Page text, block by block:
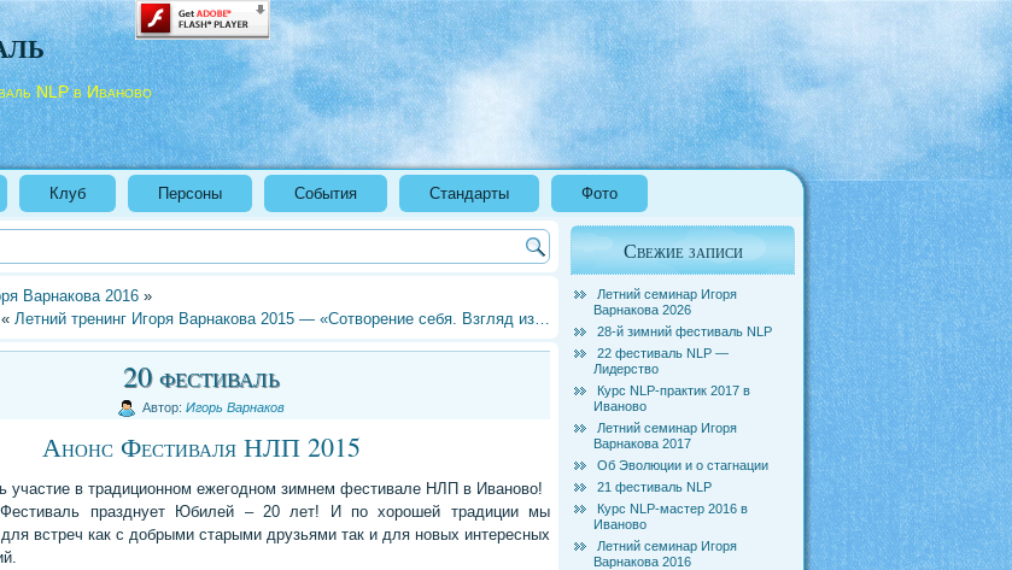
NLP в Иваново
Клуб Персоны События Стандарты Фото
Варнакова 2016 »
« Летний тренинг Игоря Варнакова 2015 — «Сотворение себя. Взгляд из…
20 фестиваль
Автор: Игорь Варнаков
Анонс Фестиваля НЛП 2015
участие в традиционном ежегодном зимнем фестивале НЛП в Иваново!
празднует Юбилей – 20 лет! И по хорошей традиции мы
встреч как с добрыми старыми друзьями так и для новых интересных
Свежие записи
Летний семинар Игоря
Варнакова 2026
28-й зимний фестиваль NLP
22 фестиваль NLP —
Лидерство
Курс NLP-практик 2017 в
Иваново
Летний семинар Игоря
Варнакова 2017
Об Эволюции и о стагнации
21 фестиваль NLP
Курс NLP-мастер 2016 в
Иваново
Летний семинар Игоря
Варнакова 2016